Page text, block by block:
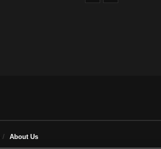
About Us